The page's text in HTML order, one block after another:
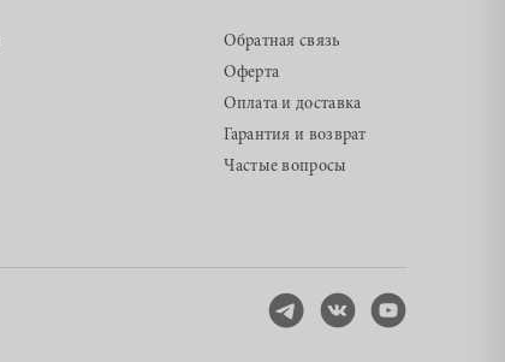
Обратная связь
Оферта
Оплата и доставка
Гарантия и возврат
Частые вопросы